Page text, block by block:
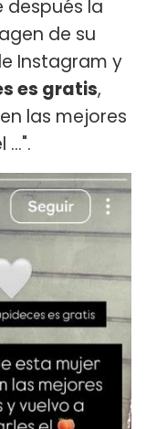
después la
de su
Instagram y
es gratis,
las mejores